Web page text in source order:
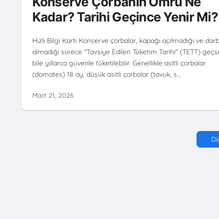
Kadar? Tarihi Geçince Yenir Mi?
Hızlı Bilgi Kartı Konserve çorbalar, kapağı açılmadığı ve
almadığı sürece "Tavsiye Edilen Tüketim Tarihi" (TETT)
bile yıllarca güvenle tüketilebilir. Genellikle asitli çorbalar
(domates) 18 ay, düşük asitli çorbalar (tavuk, s…
Mart 21, 2026